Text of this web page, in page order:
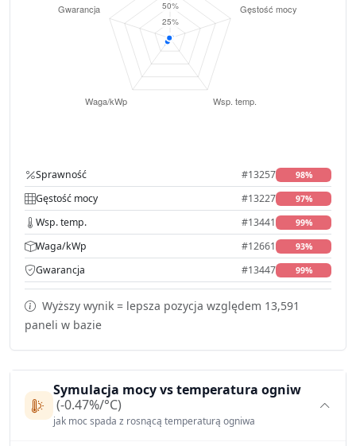
Sprawność #13257 98%
Gęstość mocy #13227 97%
Wsp. temp. #13441 99%
Waga/kWp #12661 93%
Gwarancja #13447 99%
Wyższy wynik = lepsza pozycja względem 13,591
paneli w bazie
Symulacja mocy vs temperatura ogniw
(-0.47%/°C)
jak moc spada z rosnącą temperaturą ogniwa